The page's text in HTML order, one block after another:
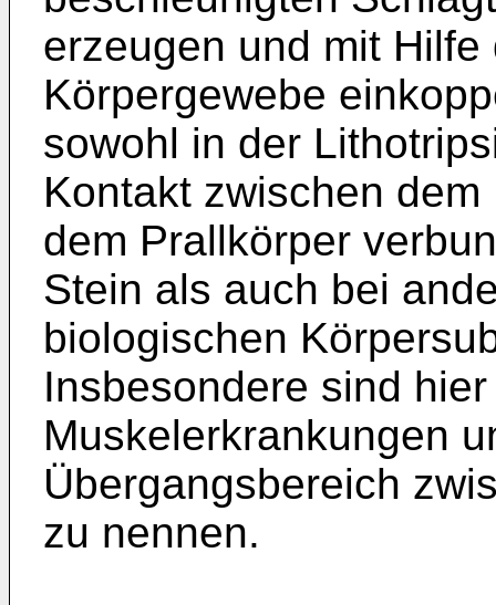
erzeugen und mit
Körpergewebe
sowohl in der
Kontakt zwischen
dem Prallkörper
Stein als auch bei
biologischen
Insbesondere sind
Muskelerkrankungen
Übergangsbereich
zu nennen.